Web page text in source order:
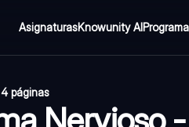
AsignaturasKnowunity AI
4 páginas